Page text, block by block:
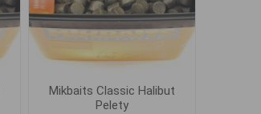
Mikbaits Classic Halibut
Pelety